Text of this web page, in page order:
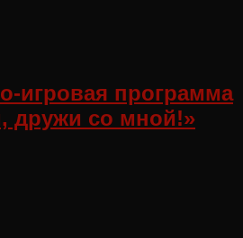
игровая программа
дружи со мной!»